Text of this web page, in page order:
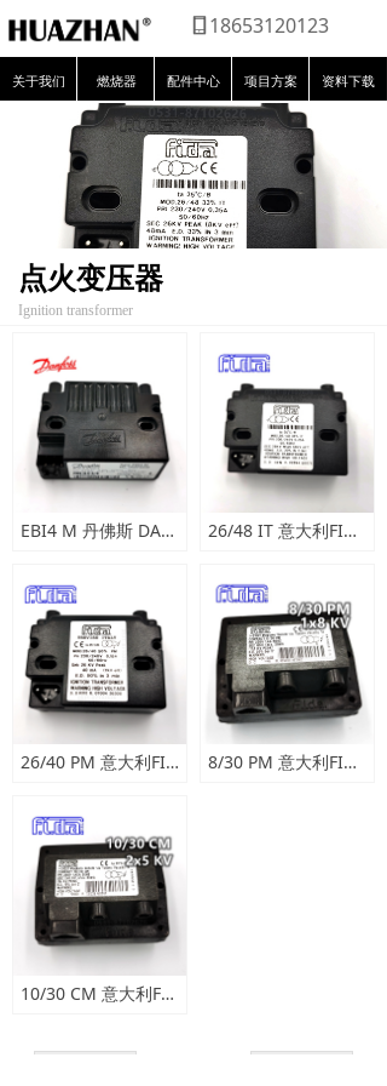
关于我们 燃烧器 配件中心 项目方案 资料下载
18653120123
点火变压器
Ignition transformer
EBI4 M 丹佛斯 DANFOSS 点火变压器 26/48 IT 意大利FIDA点火变压器
26/40 PM 意大利FIDA点火变压器 8/30 PM 意大利FIDA点火变压器，
10/30 CM 意大利FIDA点火变压器